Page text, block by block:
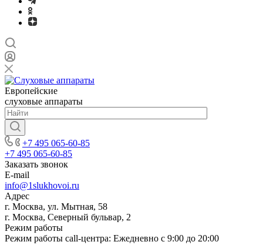
Европейские
слуховые аппараты
+7 495 065-60-85
+7 495 065-60-85
Заказать звонок
E-mail
info@1slukhovoi.ru
Адрес
г. Москва, ул. Мытная, 58
г. Москва, Северный бульвар, 2
Режим работы
Режим работы call-центра: Ежедневно с 9:00 до 20:00